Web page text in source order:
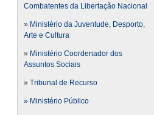
Combatentes da Libertação Nacional
» Ministério da Juventude, Desporto,
Arte e Cultura
» Ministério Coordenador dos
Assuntos Sociais
» Tribunal de Recurso
» Ministério Público